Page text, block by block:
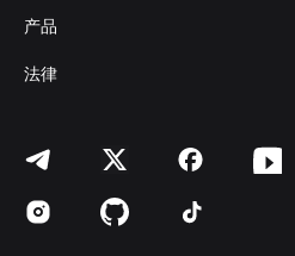
ภาษาไทย
العربية
हिन्दी
Español (Argentina)
产品
法律